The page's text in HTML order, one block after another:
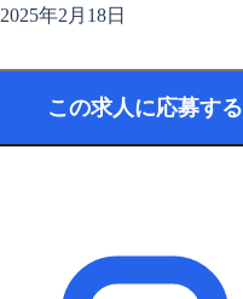
2025年2月18日
この求人に応募する